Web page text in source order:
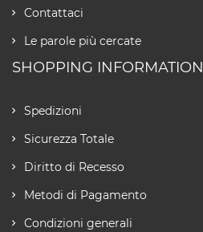
Contattaci
Le parole più cercate
SHOPPING INFORMATION
Spedizioni
Sicurezza Totale
Diritto di Recesso
Metodi di Pagamento
Condizioni generali